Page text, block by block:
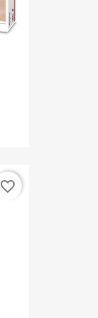
favorite_border